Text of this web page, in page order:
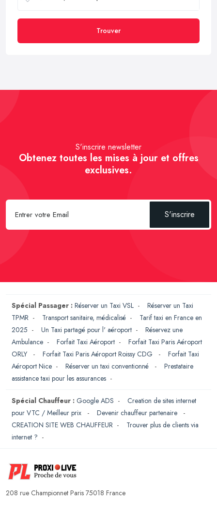
Trouver
S'inscrire newsletter
Obtenez toutes les mises à jour et offres
exclusives.
S'inscrire
Spécial Passager : Réserver un Taxi VSL - Réserver un Taxi
TPMR - Transport sanitaire, médicalisé - Tarif taxi en France en
2025 - Un Taxi partagé pour l' aéroport - Réservez une
Ambulance - Forfait Taxi Aéroport - Forfait Taxi Paris Aéroport
ORLY
- Forfait Taxi Paris Aéroport Roissy CDG - Forfait Taxi
Aéroport Nice - Réserver un taxi conventionné - Prestataire
assistance taxi pour les assurances -
Spécial Chauffeur : Google ADS - Creation de sites internet
pour VTC / Meilleur prix
- Devenir chauffeur partenaire
-
CREATION SITE WEB CHAUFFEUR - Trouver plus de clients via
internet ? -
208 rue Championnet Paris 75018 France